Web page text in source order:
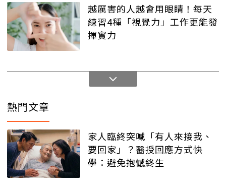
越厲害的人越會用眼睛！每天
練習4種「視覺力」工作更能發
揮實力
熱門文章
家人臨終突喊「有人來接我、
要回家」？醫授回應方式快
學：避免抱憾終生